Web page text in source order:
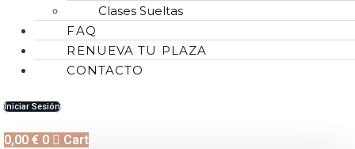
Clases Sueltas
FAQ
RENUEVA TU PLAZA
CONTACTO
Iniciar Sesión
0,00€ 0 Cart